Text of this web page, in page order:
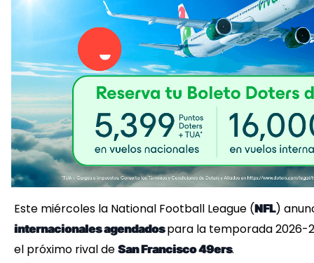
Este miércoles la National Football League (NFL)
internacionales agendadospara la temporada 2026-
el próximo rival de San Francisco 49ers.